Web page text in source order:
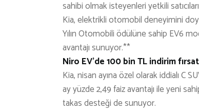
sahibi olmak isteyenleri yetkili
Kia, elektrikli otomobil deneyimini
Yılın Otomobili ödülüne sahip EV6
avantajı sunuyor.**
Niro EV’de 100 bin TL indirim
Kia, nisan ayına özel olarak iddialı C
ay yüzde 2,49 faiz avantajı ile yeni
takas desteği de sunuyor.